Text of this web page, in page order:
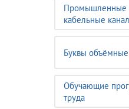
Промышленные
кабельные
Буквы объёмные
Обучающие
труда